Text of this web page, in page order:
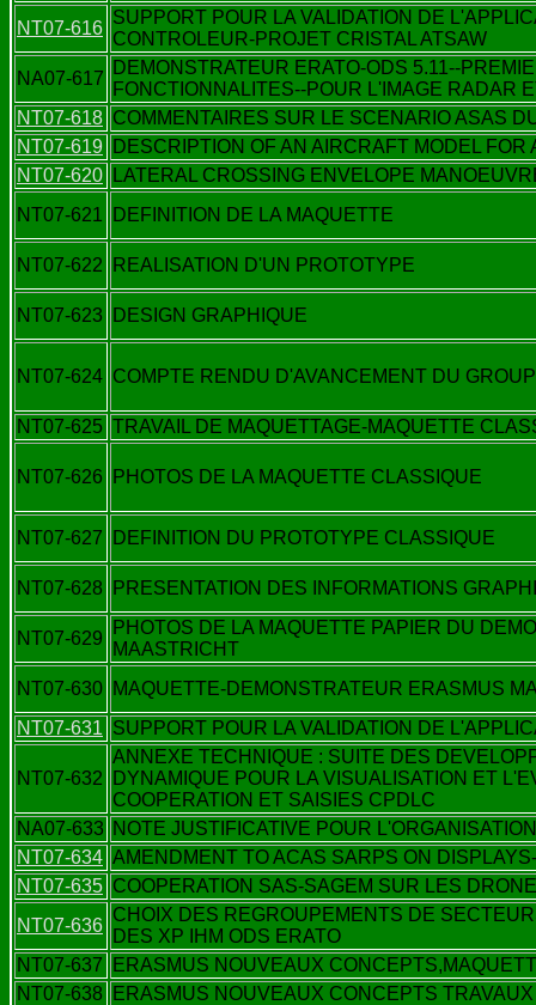
NT07-616
SUPPORT POUR LA VALIDATION DE
CONTROLEUR-PROJET CRISTAL ATSAW
NA07-617
DEMONSTRATEUR ERATO-ODS 5.11--
FONCTIONNALITES--POUR L'IMAGE RADAR
NT07-618 COMMENTAIRES SUR LE SCENARIO ASAS
NT07-619 DESCRIPTION OF AN AIRCRAFT MODEL
NT07-620
LATERAL CROSSING ENVELOPE
NT07-621
DEFINITION DE LA MAQUETTE
NT07-622 REALISATION D'UN PROTOTYPE
NT07-623 DESIGN GRAPHIQUE
NT07-624 COMPTE RENDU D'AVANCEMENT DU
NT07-625 TRAVAIL DE MAQUETTAGE-MAQUETTE
NT07-626 PHOTOS DE LA MAQUETTE CLASSIQUE
NT07-627 DEFINITION DU PROTOTYPE CLASSIQUE
NT07-628 PRESENTATION DES INFORMATIONS
NT07-629
PHOTOS DE LA MAQUETTE PAPIER DU
MAASTRICHT
NT07-630 MAQUETTE-DEMONSTRATEUR ERASMUS
NT07-631 SUPPORT POUR LA VALIDATION DE
NT07-632
ANNEXE TECHNIQUE : SUITE DES
DYNAMIQUE POUR LA VISUALISATION ET
COOPERATION ET SAISIES CPDLC
NA07-633 NOTE JUSTIFICATIVE POUR
NT07-634 AMENDMENT TO ACAS SARPS ON
NT07-635 COOPERATION SAS-SAGEM SUR LES
NT07-636
CHOIX DES REGROUPEMENTS DE
DES XP IHM ODS ERATO
NT07-637
ERASMUS NOUVEAUX
NT07-638
ERASMUS NOUVEAUX CONCEPTS